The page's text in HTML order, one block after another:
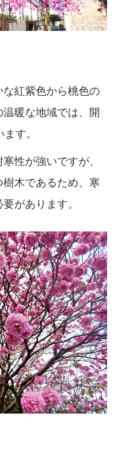
紅紫色から桃色の
暖な地域では、開
す。
性が強いですが、
木であるため、寒
があります。